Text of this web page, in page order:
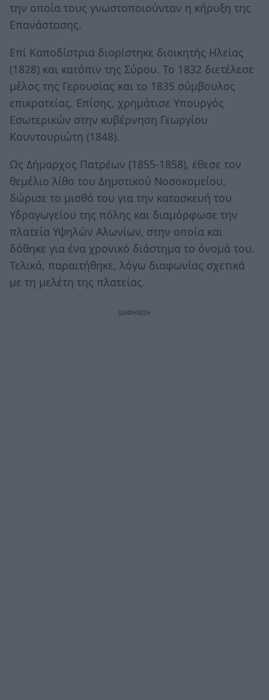
την οποία τους γνωστοποιούνταν η κήρυξη της
Επανάστασης.
Επί Καποδίστρια διορίστηκε διοικητής Ηλείας
(1828) και κατόπιν της Σύρου. Το 1832 διετέλεσε
μέλος της Γερουσίας και το 1835 σύμβουλος
επικρατείας. Επίσης, χρημάτισε Υπουργός
Εσωτερικών στην κυβέρνηση Γεωργίου
Κουντουριώτη (1848).
Ως Δήμαρχος Πατρέων (1855-1858), έθεσε τον
θεμέλιο λίθο του Δημοτικού Νοσοκομείου,
δώρισε το μισθό του για την κατασκευή του
Υδραγωγείου της πόλης και διαμόρφωσε την
πλατεία Υψηλών Αλωνίων, στην οποία και
δόθηκε για ένα χρονικό διάστημα το όνομά του.
Τελικά, παραιτήθηκε, λόγω διαφωνίας σχετικά
με τη μελέτη της πλατείας.